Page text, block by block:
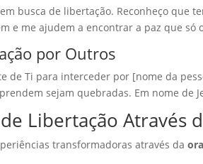
busca de libertação. Reconheço que
e me ajudem a encontrar a paz que só
por Outros
de Ti para interceder por [nome da
sejam quebradas. Em nome de
Libertação Através
transformadoras através da